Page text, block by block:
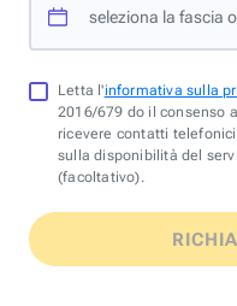
seleziona la fascia
Letta l'informativa sulla
2016/679 do il consenso
ricevere contatti
sulla disponibilità del
(facoltativo).